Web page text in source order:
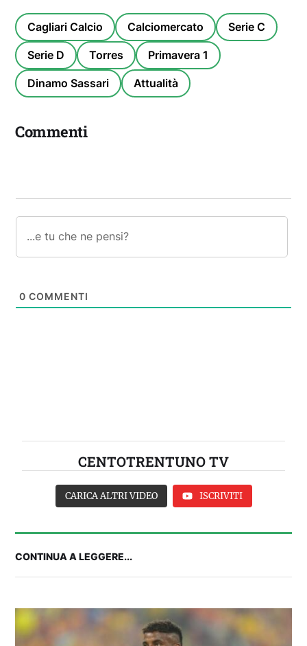
Cagliari Calcio Calciomercato Serie C
Serie D Torres Primavera 1
Dinamo Sassari Attualità
Commenti
0 COMMENTI
CENTOTRENTUNO TV
CARICA ALTRI VIDEO ISCRIVITI
CONTINUA A LEGGERE...